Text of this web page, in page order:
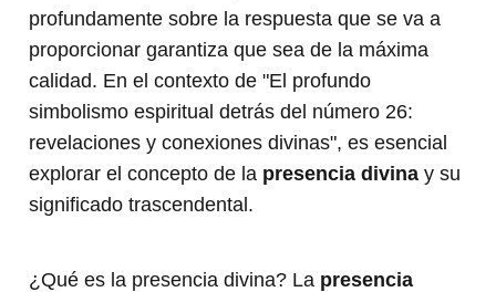
profundamente sobre la respuesta que se va a
proporcionar garantiza que sea de la máxima
calidad. En el contexto de "El profundo
simbolismo espiritual detrás del número 26:
revelaciones y conexiones divinas", es esencial
explorar el concepto de la presencia divina y su
significado trascendental.
¿Qué es la presencia divina? La presencia